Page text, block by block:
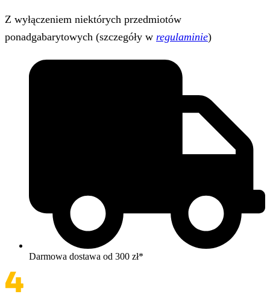
Z wyłączeniem niektórych przedmiotów
ponadgabarytowych (szczegóły w regulaminie)
Darmowa dostawa od 300 zł*